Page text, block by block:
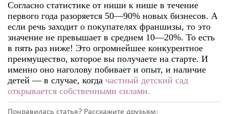
Согласно статистике от ниши к нише в течение
первого года разоряется 50—90% новых бизнесов. А
если речь заходит о покупателях франшизы, то это
значение не превышает в среднем 10—20%. То есть
в пять раз ниже! Это огромнейшее конкурентное
преимущество, которое вы получаете на старте. И
именно оно наголову побивает и опыт, и наличие
детей — в случае, когда частный детский сад
открывается собственными силами.
Понравилась статья? Расскажите друзьям: